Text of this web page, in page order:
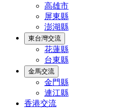
高雄市
屏東縣
澎湖縣
東台灣交流
花蓮縣
台東縣
金馬交流
金門縣
連江縣
香港交流